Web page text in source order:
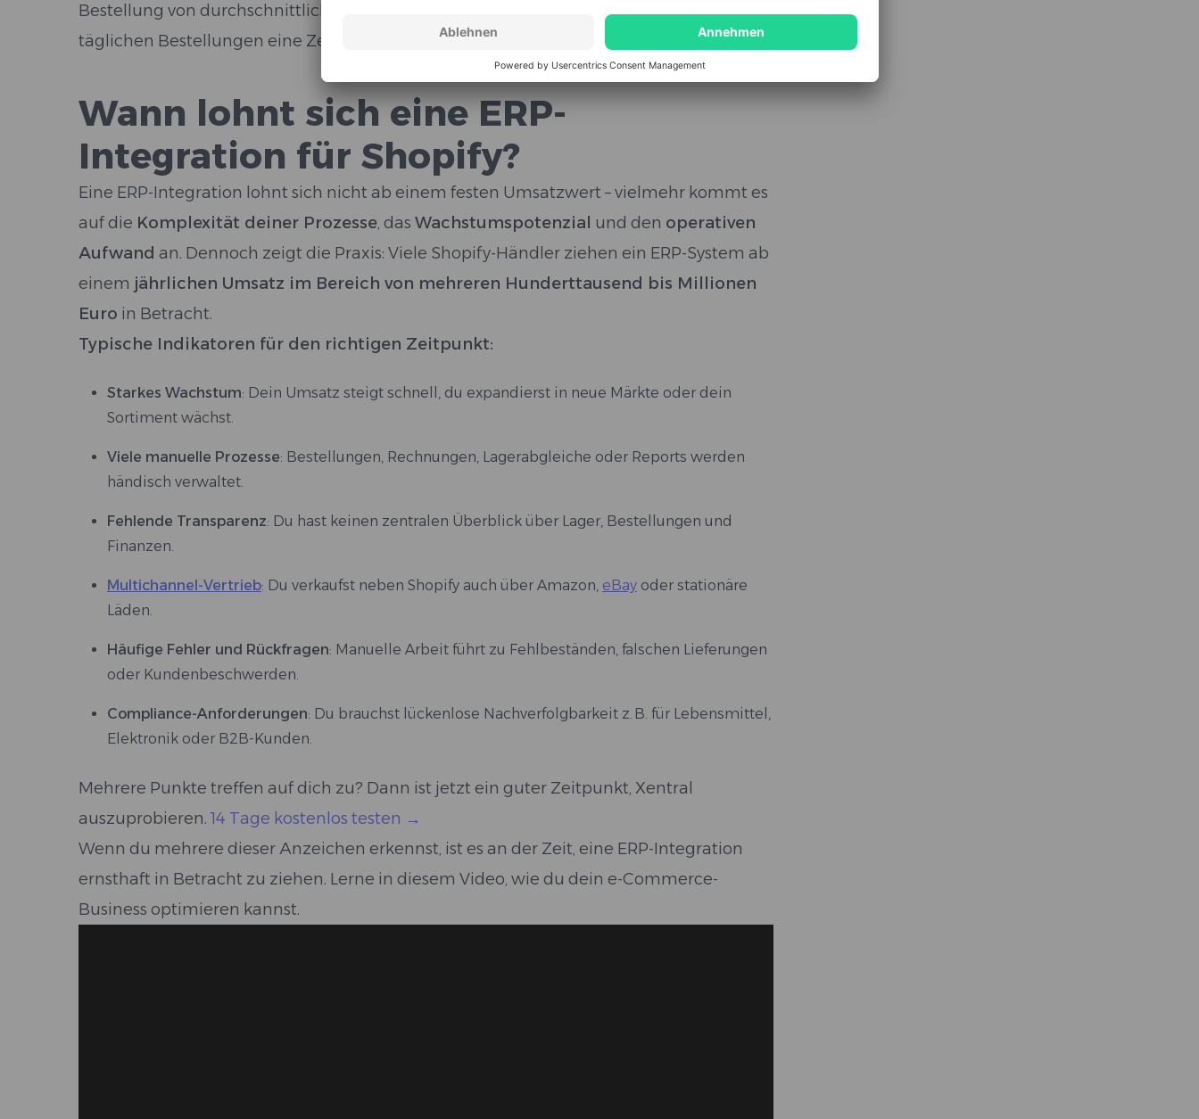
Bestellung von durchschnittlich 15 Minuten auf unter 2 Minuten reduzieren, was bei 100
täglichen Bestellungen eine Zeitersparnis von über 20 Stunden pro Tag bedeutet.
Wann lohnt sich eine ERP-
Integration für Shopify?
Eine ERP-Integration lohnt sich nicht ab einem festen Umsatzwert – vielmehr kommt es
auf die Komplexität deiner Prozesse, das Wachstumspotenzial und den operativen
Aufwand an. Dennoch zeigt die Praxis: Viele Shopify-Händler ziehen ein ERP-System ab
einem jährlichen Umsatz im Bereich von mehreren Hunderttausend bis Millionen
Euro in Betracht.
Typische Indikatoren für den richtigen Zeitpunkt:
Starkes Wachstum: Dein Umsatz steigt schnell, du expandierst in neue Märkte oder dein
Sortiment wächst.
Viele manuelle Prozesse: Bestellungen, Rechnungen, Lagerabgleiche oder Reports werden
händisch verwaltet.
Fehlende Transparenz: Du hast keinen zentralen Überblick über Lager, Bestellungen und
Finanzen.
Multichannel-Vertrieb: Du verkaufst neben Shopify auch über Amazon, eBay oder stationäre
Läden.
Häufige Fehler und Rückfragen: Manuelle Arbeit führt zu Fehlbeständen, falschen Lieferungen
oder Kundenbeschwerden.
Compliance-Anforderungen: Du brauchst lückenlose Nachverfolgbarkeit z. B. für Lebensmittel,
Elektronik oder B2B-Kunden.
Mehrere Punkte treffen auf dich zu? Dann ist jetzt ein guter Zeitpunkt, Xentral
auszuprobieren. 14 Tage kostenlos testen →
Wenn du mehrere dieser Anzeichen erkennst, ist es an der Zeit, eine ERP-Integration
ernsthaft in Betracht zu ziehen. Lerne in diesem Video, wie du dein e-Commerce-
Business optimieren kannst.